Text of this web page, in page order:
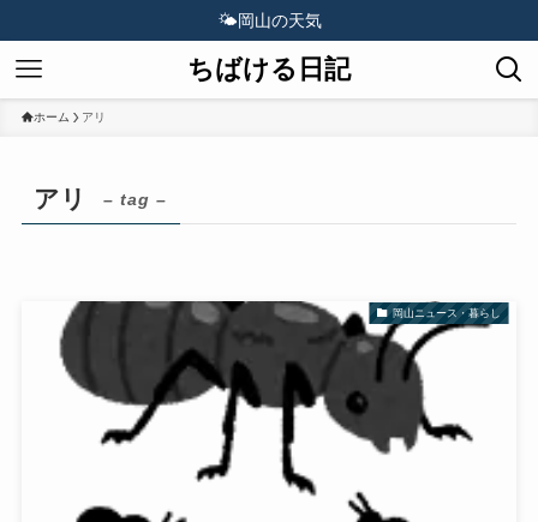
🌤️岡山の天気
ちばける日記
ホーム アリ
アリ – tag –
岡山ニュース・暮らし